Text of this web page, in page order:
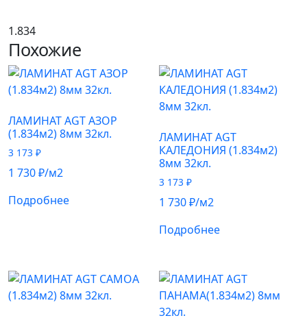
1.834
Похожие
ЛАМИНАТ AGT АЗОР
(1.834м2) 8мм 32кл.
3 173 ₽
1 730₽/м2
Подробнее
ЛАМИНАТ AGT
КАЛЕДОНИЯ (1.834м2)
8мм 32кл.
3 173₽
1 730₽/м2
Подробнее